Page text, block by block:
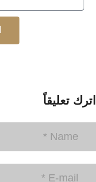
اترك تعليقاً